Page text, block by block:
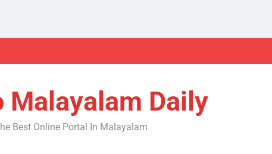
Malayalam Daily
Best Online Portal In Malayalam